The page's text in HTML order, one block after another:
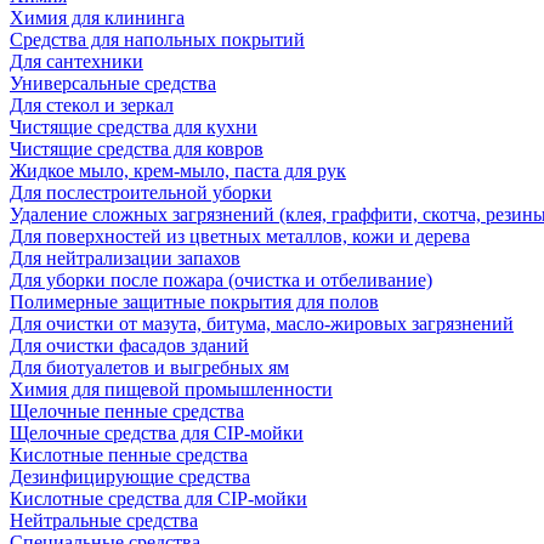
Химия для клининга
Средства для напольных покрытий
Для сантехники
Универсальные средства
Для стекол и зеркал
Чистящие средства для кухни
Чистящие средства для ковров
Жидкое мыло, крем-мыло, паста для рук
Для послестроительной уборки
Удаление сложных загрязнений (клея, граффити, скотча,
Для поверхностей из цветных металлов, кожи и дерева
Для нейтрализации запахов
Для уборки после пожара (очистка и отбеливание)
Полимерные защитные покрытия для полов
Для очистки от мазута, битума, масло-жировых загрязнений
Для очистки фасадов зданий
Для биотуалетов и выгребных ям
Химия для пищевой промышленности
Щелочные пенные средства
Щелочные средства для CIP-мойки
Кислотные пенные средства
Дезинфицирующие средства
Кислотные средства для CIP-мойки
Нейтральные средства